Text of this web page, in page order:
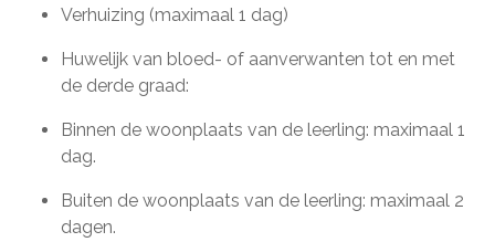
Verhuizing (maximaal 1 dag)
Huwelijk van bloed- of aanverwanten tot en met
de derde graad:
Binnen de woonplaats van de leerling: maximaal 1
dag.
Buiten de woonplaats van de leerling: maximaal 2
dagen.